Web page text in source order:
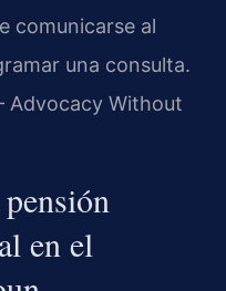
comunicarse al
una consulta.
Advocacy Without
en el